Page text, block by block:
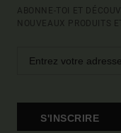
ABONNE-TOI ET
NOUVEAUX PRODUITS
S'INSCRIRE